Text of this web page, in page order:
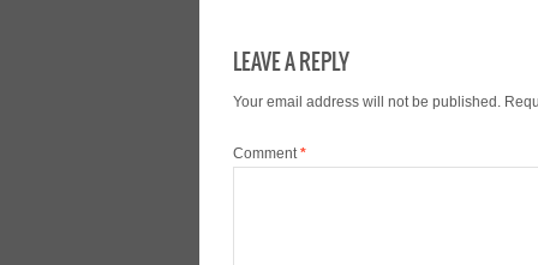
LEAVE A REPLY
Your email address will not be published.
Comment*